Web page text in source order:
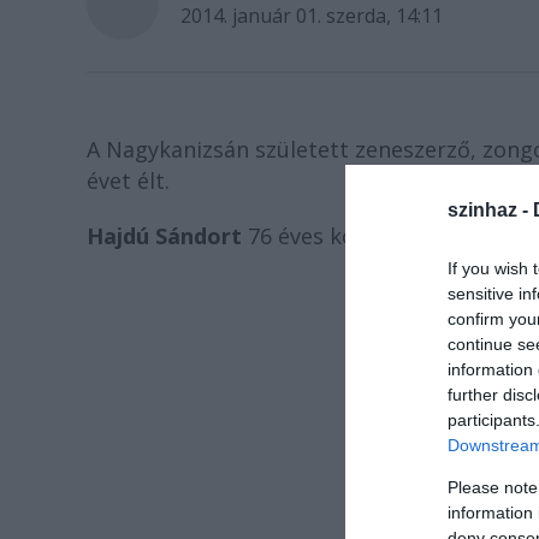
szinhaz -
If you wish
sensitive
confirm
continue
information
further
Please
information
2014. január 01. szerda, 14:11
A Nagykanizsán született zeneszerző,
évet élt.
Hajdú Sándort 76 éves korában érte a halál.